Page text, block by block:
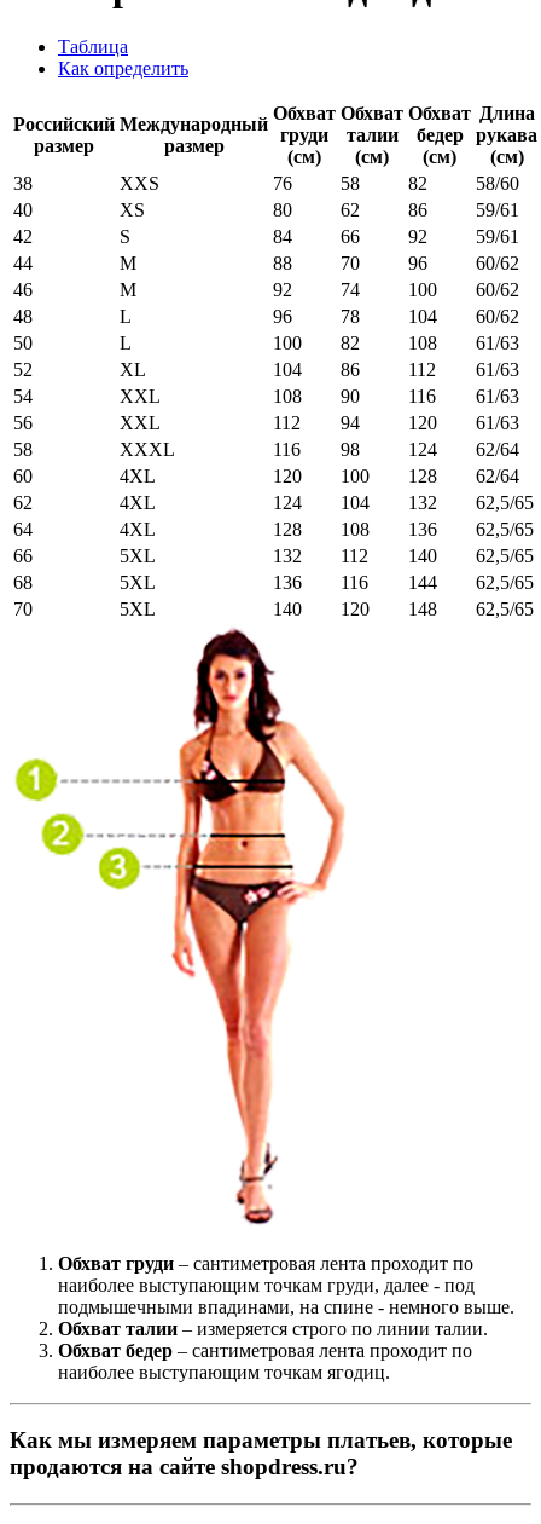
Таблица
Как определить
Российский
размер
Международный
размер
Обхват
груди
(см)
Обхват
талии
(см)
Обхват
бедер
(см)
Длина
рукава
(см)
38
XXS 76 58 82
58/60
40
XS 80 62 86
59/61
42
S 84 66 92
59/61
44
M 88 70 96
60/62
46
M 92 74 100
60/62
48
L 96 78 104
60/62
50
L 100 82 108
61/63
52
XL 104 86 112
61/63
54
XXL 108 90 116
61/63
56
XXL 112 94 120
61/63
58
XXXL 116 98 124
62/64
60
4XL 120 100 128
62/64
62
4XL 124 104 132
62,5/65
64
4XL 128 108 136
62,5/65
66
5XL 132 112 140
62,5/65
68
5XL 136 116 144
62,5/65
70
5XL 140 120 148 62,5/65
Обхват груди – сантиметровая лента проходит по
наиболее выступающим точкам груди, далее - под
подмышечными впадинами, на спине - немного выше.
Обхват талии – измеряется строго по линии талии.
Обхват бедер – сантиметровая лента проходит по
наиболее выступающим точкам ягодиц.
Как мы измеряем параметры платьев, которые
продаются на сайте shopdress.ru?